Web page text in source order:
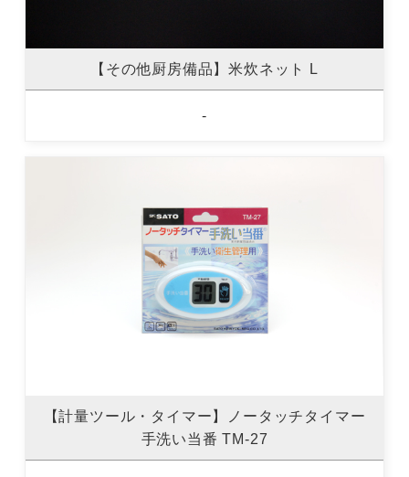
【その他厨房備品】米炊ネット L
-
【計量ツール・タイマー】ノータッチタイマー
手洗い当番 TM-27